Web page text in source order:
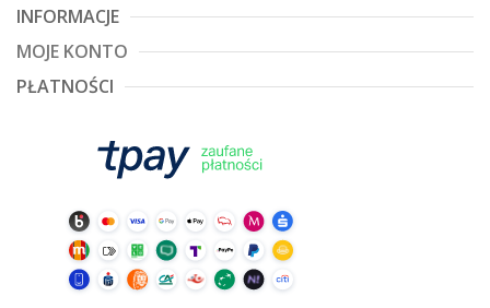
INFORMACJE
MOJE KONTO
PŁATNOŚCI